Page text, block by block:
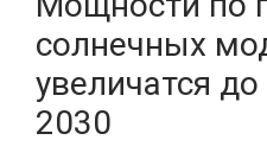
солнечных
увеличатся
2030